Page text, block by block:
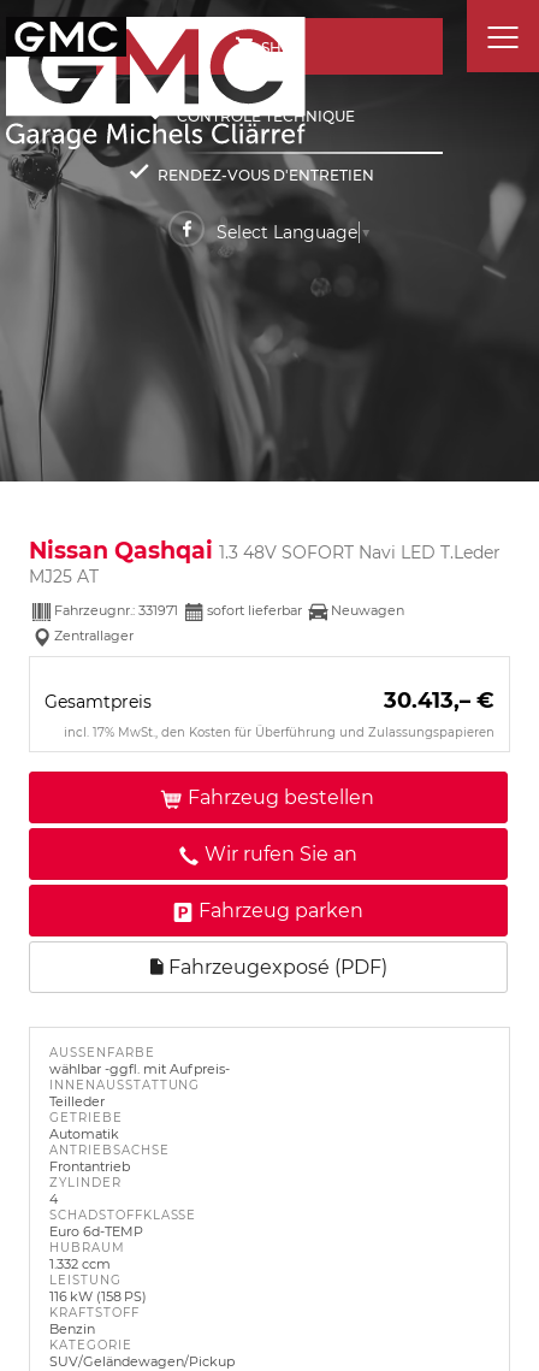
SHOP
CONTRÔLE TECHNIQUE
RENDEZ-VOUS D'ENTRETIEN
Select Language ▼
Nissan Qashqai 1.3 48V SOFORT Navi LED T.Leder
MJ25 AT
Fahrzeugnr.: 331971 sofort lieferbar
Neuwagen
Zentrallager
Gesamtpreis 30.413,– €
incl. 17% MwSt., den Kosten für Überführung und Zulassungspapieren
Fahrzeug bestellen
Wir rufen Sie an
Fahrzeug parken
Fahrzeugexposé (PDF)
AUSSENFARBE
wählbar -ggfl. mit Aufpreis-
INNENAUSSTATTUNG
Teilleder
GETRIEBE
Automatik
ANTRIEBSACHSE
Frontantrieb
ZYLINDER
4
SCHADSTOFFKLASSE
Euro 6d-TEMP
HUBRAUM
1.332 ccm
LEISTUNG
116 kW (158 PS)
KRAFTSTOFF
Benzin
KATEGORIE
SUV/Geländewagen/Pickup